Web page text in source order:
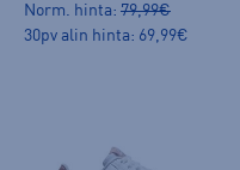
Norm. hinta: 79,99€
30pv alin hinta: 69,99€